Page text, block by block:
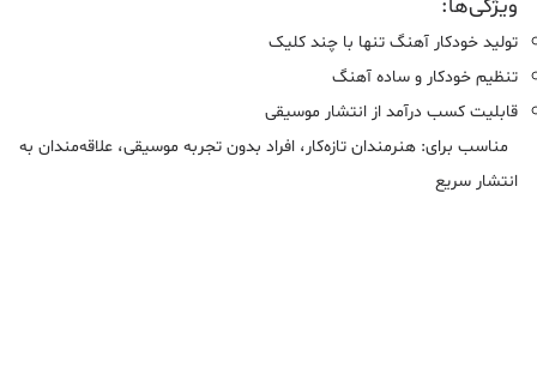
ویژگی‌ها:
تولید خودکار آهنگ تنها با چند کلیک
تنظیم خودکار و ساده آهنگ
قابلیت کسب درآمد از انتشار موسیقی
مناسب برای: هنرمندان تازه‌کار، افراد بدون تجربه موسیقی، علاقه‌مندان به
انتشار سریع